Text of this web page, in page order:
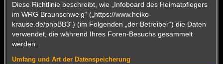
Diese Richtlinie beschreibt, wie „Infoboard des Heimatpflegers
im WRG Braunschweig“ („https://www.heiko-
krause.de/phpBB3“) (im Folgenden „der Betreiber“) die Daten
verwendet, die während Ihres Foren-Besuchs gesammelt
werden.
Umfang und Art der Datenspeicherung